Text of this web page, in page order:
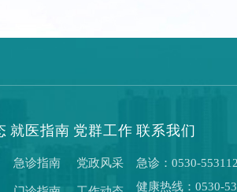
就医指南
急诊指南
党群工作
党政风采
联系我们
急诊：0530-
健康热线：0530-